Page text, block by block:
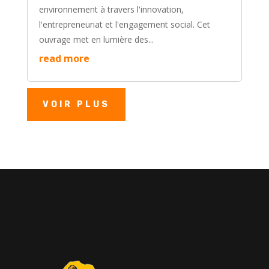
environnement à travers l'innovation,
l'entrepreneuriat et l'engagement social. Cet
ouvrage met en lumière des...
read more
VOIR PLUS